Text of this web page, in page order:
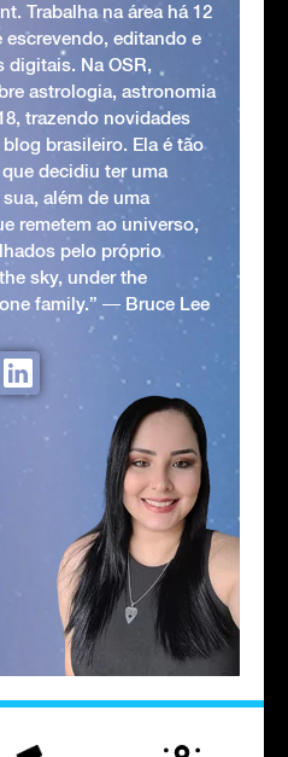
Trabalha na área há 12
editando e
Na OSR,
astrologia, astronomia
trazendo novidades
brasileiro. Ela é tão
decidiu ter uma
além de uma
remetem ao universo,
pelo próprio
sky, under the
family.” ― Bruce Lee